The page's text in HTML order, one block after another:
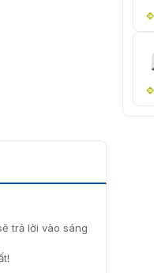
tiếp từ hãng,
trả lời vào sáng